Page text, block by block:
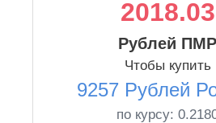
2018.03
Рублей ПМР
Чтобы купить
9257 Рублей
по курсу: